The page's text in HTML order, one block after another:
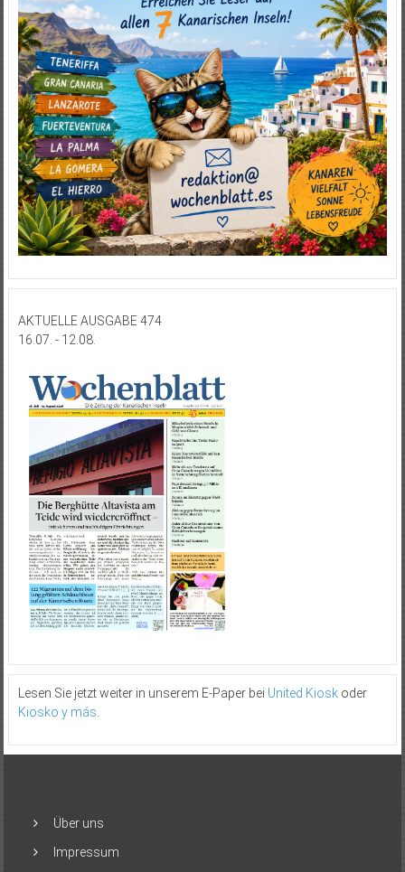
AKTUELLE AUSGABE 474
16.07. - 12.08.
Lesen Sie jetzt weiter in unserem E-Paper bei United Kioskoder
Kiosko y más
Über uns
Impressum